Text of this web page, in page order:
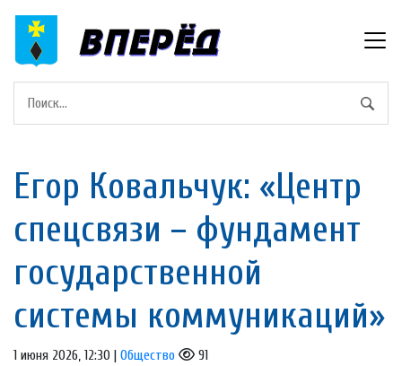
Егор Ковальчук: «Центр
спецсвязи – фундамент
государственной
системы коммуникаций»
1 июня 2026, 12:30 | Общество 91